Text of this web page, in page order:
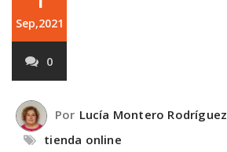
Sep,2021
0
Por Lucía Montero Rodríguez
tienda online